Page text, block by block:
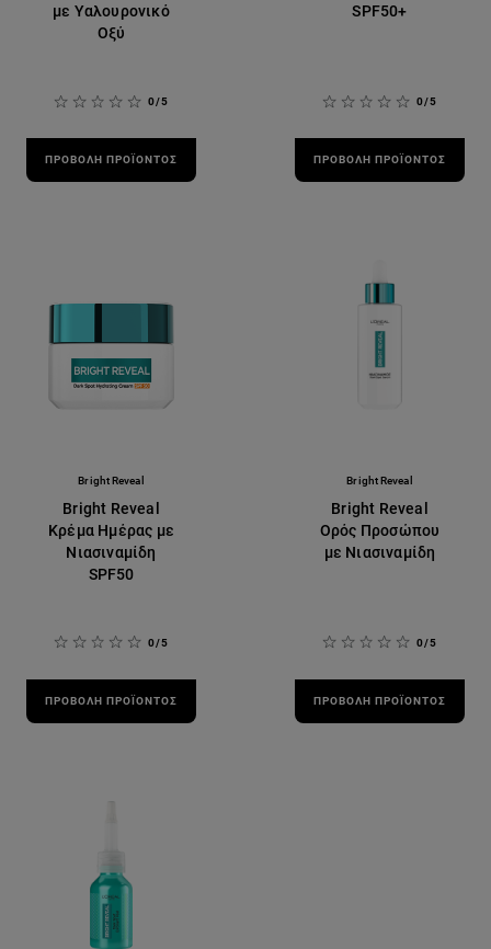
με Υαλουρονικό
Οξύ
0/5
ΠΡΟΒΟΛΉ ΠΡΟΪΌΝΤΟΣ
SPF50+
0/5
ΠΡΟΒΟΛΉ ΠΡΟΪΌΝΤΟΣ
Bright Reveal
Bright Reveal
Κρέμα Ημέρας με
Νιασιναμίδη
SPF50
0/5
ΠΡΟΒΟΛΉ ΠΡΟΪΌΝΤΟΣ
Bright Reveal
Bright Reveal
Ορός Προσώπου
με Νιασιναμίδη
0/5
ΠΡΟΒΟΛΉ ΠΡΟΪΌΝΤΟΣ